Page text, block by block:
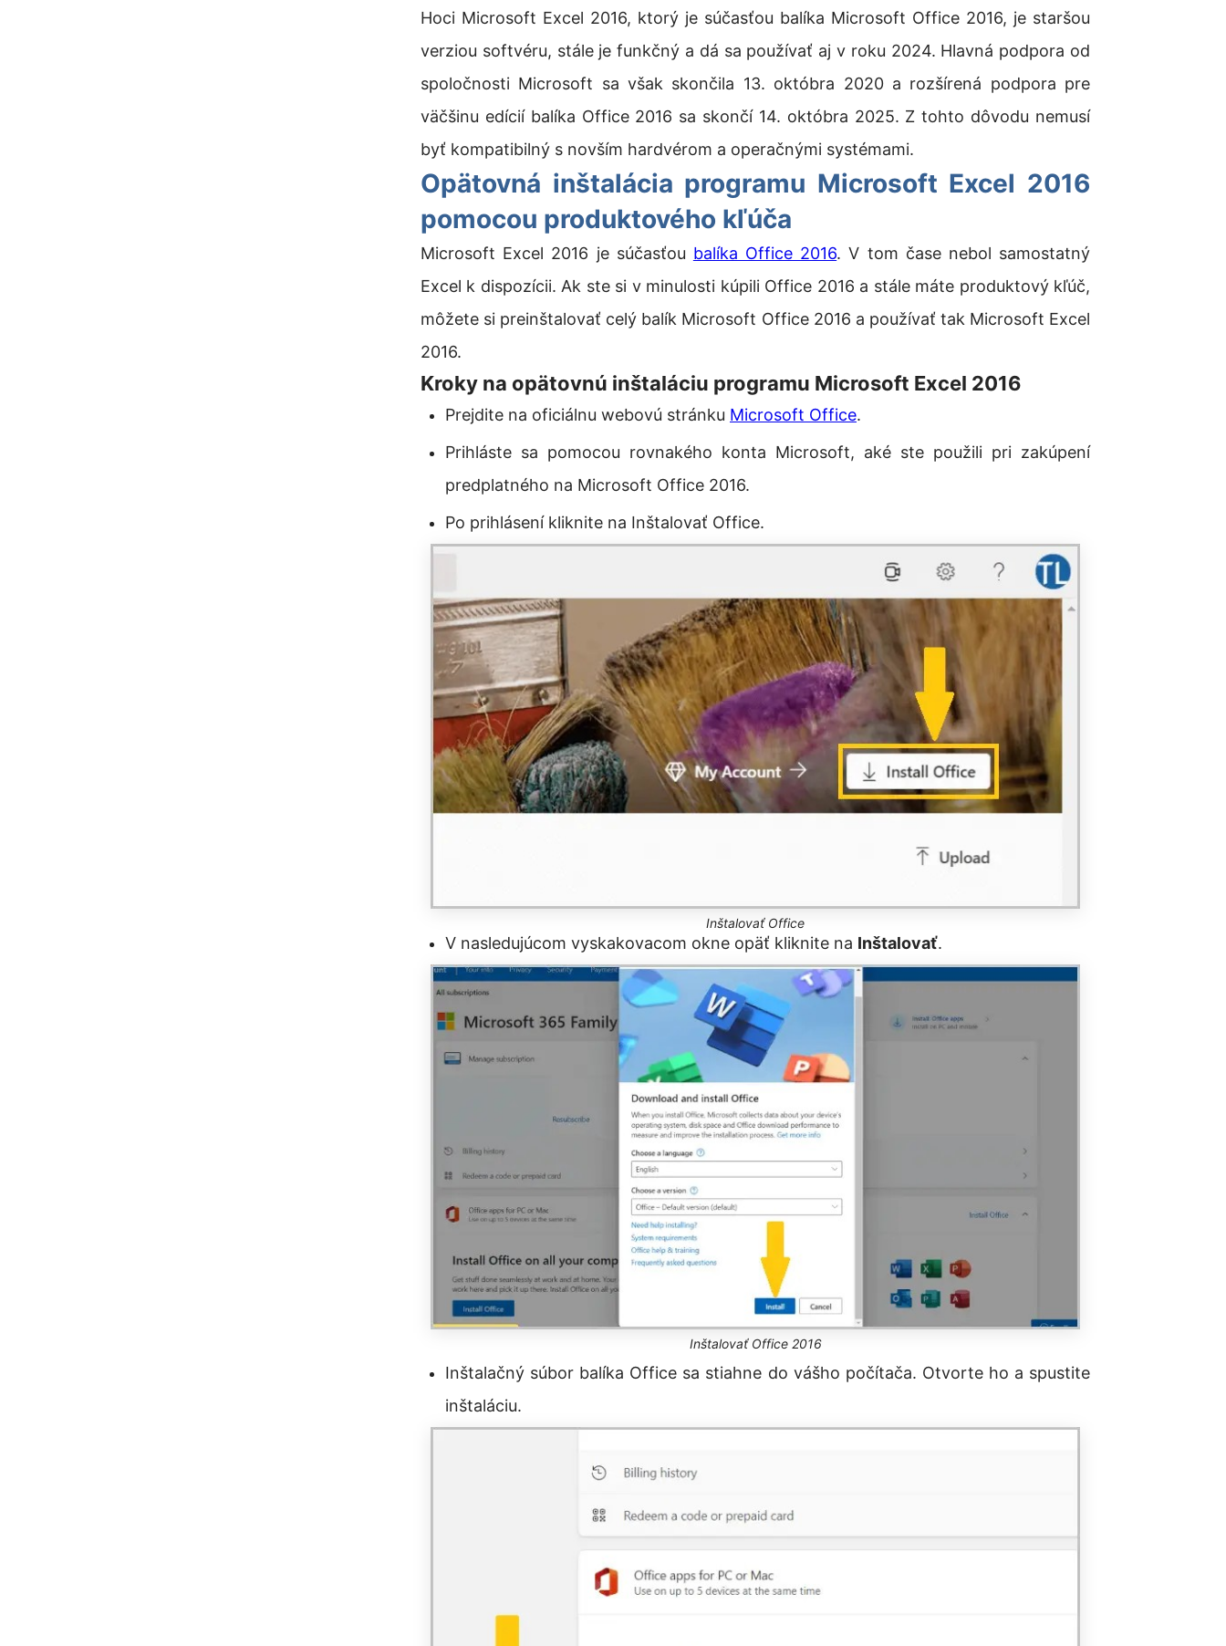
Hoci Microsoft Excel 2016, ktorý je súčasťou balíka Microsoft Office 2016, je staršou
verziou softvéru, stále je funkčný a dá sa používať aj v roku 2024. Hlavná podpora od
spoločnosti Microsoft sa však skončila 13. októbra 2020 a rozšírená podpora pre
väčšinu edícií balíka Office 2016 sa skončí 14. októbra 2025. Z tohto dôvodu nemusí
byť kompatibilný s novším hardvérom a operačnými systémami.
Opätovná inštalácia programu Microsoft Excel 2016
pomocou produktového kľúča
Microsoft Excel 2016 je súčasťou balíka Office 2016. V tom čase nebol samostatný
Excel k dispozícii. Ak ste si v minulosti kúpili Office 2016 a stále máte produktový kľúč,
môžete si preinštalovať celý balík Microsoft Office 2016 a používať tak Microsoft Excel
2016.
Kroky na opätovnú inštaláciu programu Microsoft Excel 2016
Prejdite na oficiálnu webovú stránku Microsoft Office.
Prihláste sa pomocou rovnakého konta Microsoft, aké ste použili pri zakúpení
predplatného na Microsoft Office 2016.
Po prihlásení kliknite na Inštalovať Office.
Inštalovať Office
V nasledujúcom vyskakovacom okne opäť kliknite na Inštalovať.
Inštalovať Office 2016
Inštalačný súbor balíka Office sa stiahne do vášho počítača. Otvorte ho a spustite
inštaláciu.